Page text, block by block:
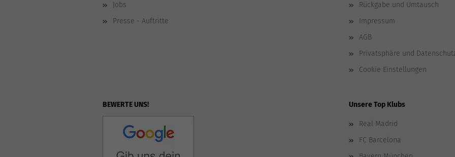
Jobs
Presse - Auftritte
Rückgabe und Umtausch
Impressum
AGB
Privatsphäre und
Cookie Einstellungen
BEWERTE UNS! Unsere Top Klubs
Real Madrid
FC Barcelona